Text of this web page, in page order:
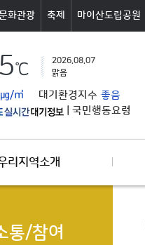
화관광 축제 마이산도립공원
℃
2026.08.07
맑음
/㎥ 대기환경지수 좋음
국민행동요령
리지역소개
통/참여